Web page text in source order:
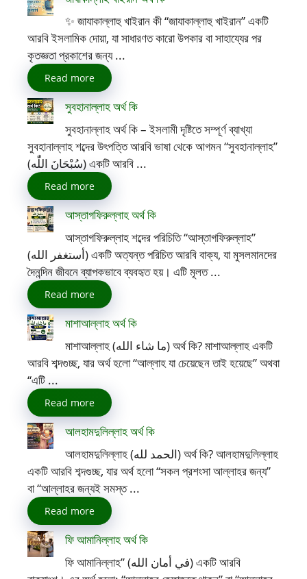
✨ জাযাকাল্লাহু খাইরান কী “জাযাকাল্লাহু খাইরান” একটি
আরবি ইসলামিক দোয়া, যা সাধারণত কারো উপকার বা সাহায্যের পর
কৃতজ্ঞতা প্রকাশের জন্য ...
Read more
সুবহানাল্লাহ অর্থ কি
সুবহানাল্লাহ অর্থ কি – ইসলামী দৃষ্টিতে সম্পূর্ণ ব্যাখ্যা
সুবহানাল্লাহ শব্দের উৎপত্তি আরবি ভাষা থেকে আগমন “সুবহানাল্লাহ”
(سُبْحَانَ اللّٰه) একটি আরবি ...
Read more
আস্তাগফিরুল্লাহ অর্থ কি
আস্তাগফিরুল্লাহ শব্দের পরিচিতি “আস্তাগফিরুল্লাহ”
(أستغفر الله) একটি অত্যন্ত পরিচিত আরবি বাক্য, যা মুসলমানদের
দৈনন্দিন জীবনে ব্যাপকভাবে ব্যবহৃত হয়। এটি মূলত ...
Read more
মাশাআল্লাহ অর্থ কি
মাশাআল্লাহ (ما شاء الله) অর্থ কি? মাশাআল্লাহ একটি
আরবি শব্দগুচ্ছ, যার অর্থ হলো “আল্লাহ যা চেয়েছেন তাই হয়েছে” অথবা
“এটি ...
Read more
আলহামদুলিল্লাহ অর্থ কি
আলহামদুলিল্লাহ (الحمد لله) অর্থ কি? আলহামদুলিল্লাহ
একটি আরবি শব্দগুচ্ছ, যার অর্থ হলো “সকল প্রশংসা আল্লাহর জন্য”
বা “আল্লাহর জন্যই সমস্ত ...
Read more
ফি আমানিল্লাহ অর্থ কি
ফি আমানিল্লাহ” (في أمان الله) একটি আরবি